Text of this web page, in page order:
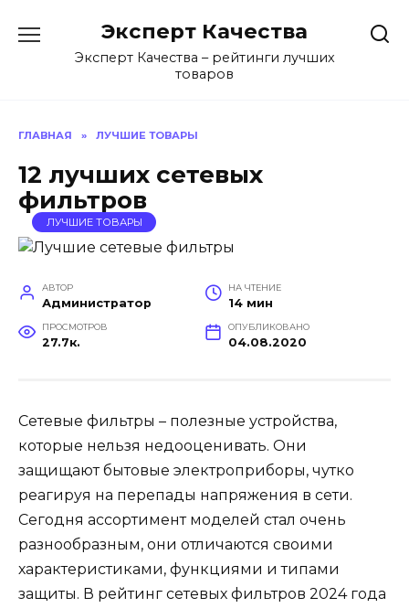
содержанию
Эксперт Качества
Эксперт Качества – рейтинги лучших
товаров
ГЛАВНАЯ » ЛУЧШИЕ ТОВАРЫ
12 лучших сетевых
фильтров
ЛУЧШИЕ ТОВАРЫ
АВТОР
Администратор
НА ЧТЕНИЕ
14 мин
ПРОСМОТРОВ
27.7к.
ОПУБЛИКОВАНО
04.08.2020
Сетевые фильтры – полезные устройства,
которые нельзя недооценивать. Они
защищают бытовые электроприборы, чутко
реагируя на перепады напряжения в сети.
Сегодня ассортимент моделей стал очень
разнообразным, они отличаются своими
характеристиками, функциями и типами
защиты. В рейтинг сетевых фильтров 2024 года